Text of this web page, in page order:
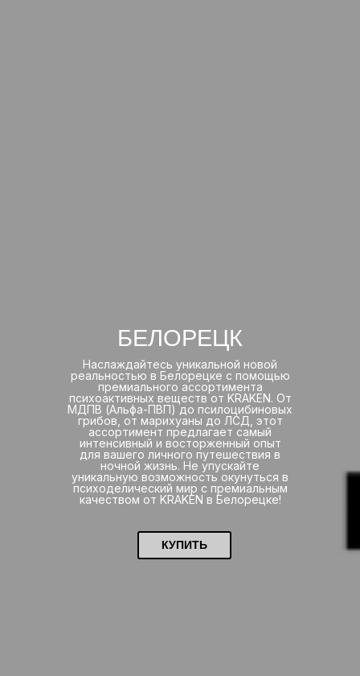
БЕЛОРЕЦК
Наслаждайтесь уникальной новой
реальностью в Белорецке с помощью
премиального ассортимента
психоактивных веществ от KRAKEN. От
МДПВ (Альфа-ПВП) до псилоцибиновых
грибов, от марихуаны до ЛСД, этот
ассортимент предлагает самый
интенсивный и восторженный опыт
для вашего личного путешествия в
ночной жизнь. Не упускайте
уникальную возможность окунуться в
психоделический мир с премиальным
качеством от KRAKEN в Белорецке!
КУПИТЬ